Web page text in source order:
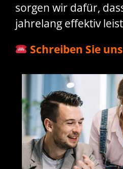
sorgen wir dafür,
jahrelang effektiv
Schreiben Sie